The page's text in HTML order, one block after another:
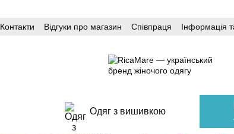
Контакти Відгуки про магазин Співпраця Інформація
Одяг з вишивкою